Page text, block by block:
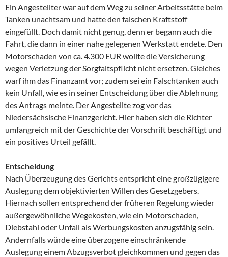
Ein Angestellter war auf dem Weg zu seiner Arbeitsstätte beim
Tanken unachtsam und hatte den falschen Kraftstoff
eingefüllt. Doch damit nicht genug, denn er begann auch die
Fahrt, die dann in einer nahe gelegenen Werkstatt endete. Den
Motorschaden von ca. 4.300 EUR wollte die Versicherung
wegen Verletzung der Sorgfaltspflicht nicht ersetzen. Gleiches
warf ihm das Finanzamt vor; zudem sei ein Falschtanken auch
kein Unfall, wie es in seiner Entscheidung über die Ablehnung
des Antrags meinte. Der Angestellte zog vor das
Niedersächsische Finanzgericht. Hier haben sich die Richter
umfangreich mit der Geschichte der Vorschrift beschäftigt und
ein positives Urteil gefällt.
Entscheidung
Nach Überzeugung des Gerichts entspricht eine großzügigere
Auslegung dem objektivierten Willen des Gesetzgebers.
Hiernach sollen entsprechend der früheren Regelung wieder
außergewöhnliche Wegekosten, wie ein Motorschaden,
Diebstahl oder Unfall als Werbungskosten anzugsfähig sein.
Andernfalls würde eine überzogene einschränkende
Auslegung einem Abzugsverbot gleichkommen und gegen das